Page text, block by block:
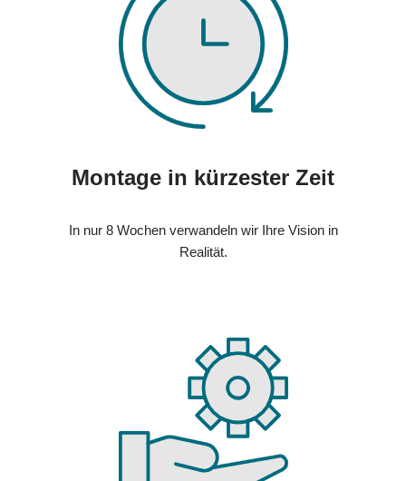
Montage in kürzester Zeit
In nur 8 Wochen verwandeln wir Ihre Vision in
Realität.